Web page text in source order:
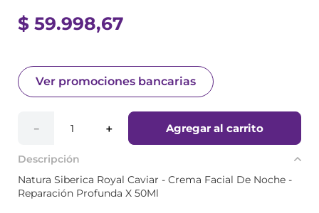
$ 59.998,67
Ver promociones bancarias
＋
－ Agregar al carrito
Descripción
Natura Siberica Royal Caviar - Crema Facial De Noche -
Reparación Profunda X 50Ml